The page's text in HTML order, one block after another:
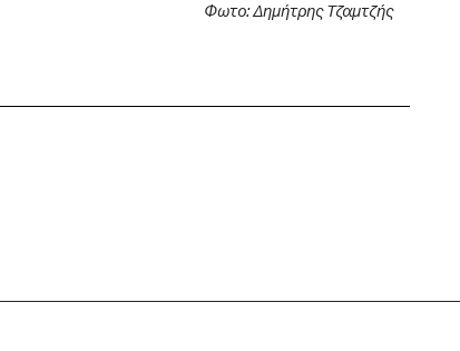
Φωτο: Δημήτρης Τζαμτζής